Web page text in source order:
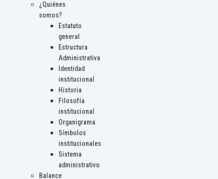
¿Quiénes
somos?
Estatuto
general
Estructura
Administrativa
Identidad
institucional
Historia
Filosofía
institucional
Organigrama
Símbolos
institucionales
Sistema
administrativo
Balance